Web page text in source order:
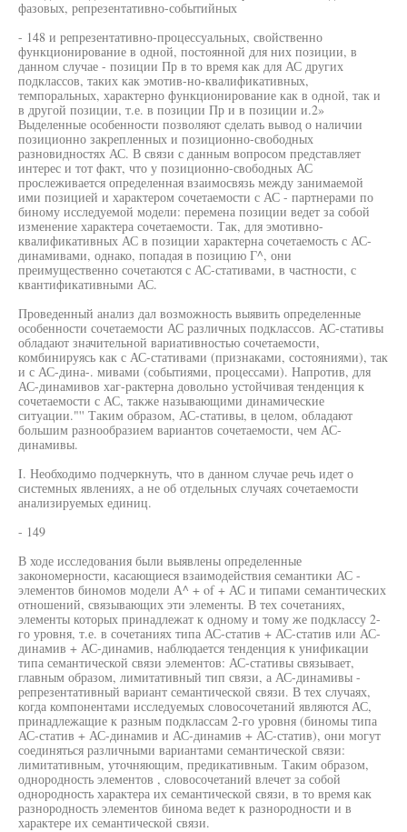
фазовых, репрезентативно-событийных
- 148 и репрезентативно-процессуальных, свойственно
функционирование в одной, постоянной для них позиции, в
данном случае - позиции Пр в то время как для АС других
подклассов, таких как эмотив-но-квалификативных,
темпоральных, характерно функционирование как в одной, так и
в другой позиции, т.е. в позиции Пр и в позиции и.2»
Выделенные особенности позволяют сделать вывод о наличии
позиционно закрепленных и позиционно-свободных
разновидностях АС. В связи с данным вопросом представляет
интерес и тот факт, что у позиционно-свободных АС
прослеживается определенная взаимосвязь между занимаемой
ими позицией и характером сочетаемости с АС - партнерами по
биному исследуемой модели: перемена позиции ведет за собой
изменение характера сочетаемости. Так, для эмотивно-
квалификативных АС в позиции характерна сочетаемость с АС-
динамивами, однако, попадая в позицию Г^, они
преимущественно сочетаются с АС-стативами, в частности, с
квантификативными АС.
Проведенный анализ дал возможность выявить определенные
особенности сочетаемости АС различных подклассов. АС-стативы
обладают значительной вариативностью сочетаемости,
комбинируясь как с АС-стативами (признаками, состояниями), так
и с АС-дина-. мивами (событиями, процессами). Напротив, для
АС-динамивов хаг-рактерна довольно устойчивая тенденция к
сочетаемости с АС, также называющими динамические
ситуации."'' Таким образом, АС-стативы, в целом, обладают
большим разнообразием вариантов сочетаемости, чем АС-
динамивы.
I. Необходимо подчеркнуть, что в данном случае речь идет о
системных явлениях, а не об отдельных случаях сочетаемости
анализируемых единиц.
- 149
В ходе исследования были выявлены определенные
закономерности, касающиеся взаимодействия семантики АС -
элементов биномов модели А^ + of + АС и типами семантических
отношений, связывающих эти элементы. В тех сочетаниях,
элементы которых принадлежат к одному и тому же подклассу 2-
го уровня, т.е. в сочетаниях типа АС-статив + АС-статив или АС-
динамив + АС-динамив, наблюдается тенденция к унификации
типа семантической связи элементов: АС-стативы связывает,
главным образом, лимитативный тип связи, а АС-динамивы -
репрезентативный вариант семантической связи. В тех случаях,
когда компонентами исследуемых словосочетаний являются АС,
принадлежащие к разным подклассам 2-го уровня (биномы типа
АС-статив + АС-динамив и АС-динамив + АС-статив), они могут
соединяться различными вариантами семантической связи:
лимитативным, уточняющим, предикативным. Таким образом,
однородность элементов , словосочетаний влечет за собой
однородность характера их семантической связи, в то время как
разнородность элементов бинома ведет к разнородности и в
характере их семантической связи.